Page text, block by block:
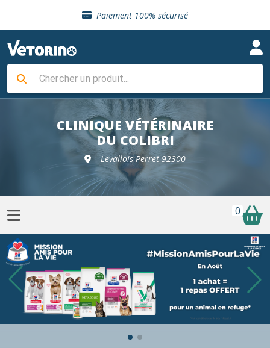
Paiement 100% sécurisé
Livraison gratuite en clinique vétérinaire
Sélection de croquettes vétérinaire
Livraison gratuite en clinique vétérinaire
Retour gratuit en clinique
Sélection de croquettes vétérinaire
CLINIQUE VÉTÉRINAIRE
DU COLIBRI
Levallois-Perret 92300
0